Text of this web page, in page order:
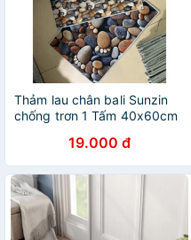
Thảm lau chân bali Sunzin
chống trơn 1 Tấm 40x60cm
19.000 đ